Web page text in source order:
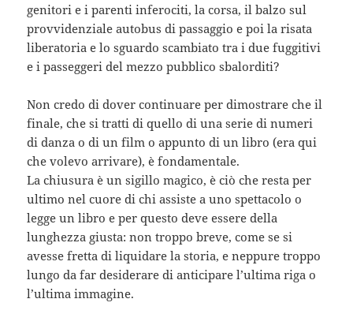
genitori e i parenti inferociti, la corsa, il balzo sul
provvidenziale autobus di passaggio e poi la risata
liberatoria e lo sguardo scambiato tra i due fuggitivi
e i passeggeri del mezzo pubblico sbalorditi?
Non credo di dover continuare per dimostrare che il
finale, che si tratti di quello di una serie di numeri
di danza o di un film o appunto di un libro (era qui
che volevo arrivare), è fondamentale.
La chiusura è un sigillo magico, è ciò che resta per
ultimo nel cuore di chi assiste a uno spettacolo o
legge un libro e per questo deve essere della
lunghezza giusta: non troppo breve, come se si
avesse fretta di liquidare la storia, e neppure troppo
lungo da far desiderare di anticipare l’ultima riga o
l’ultima immagine.